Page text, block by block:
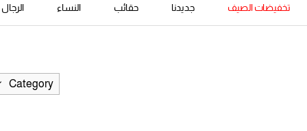
تخفيضات الصيف جديدنا حقائب النساء الرجال
Category